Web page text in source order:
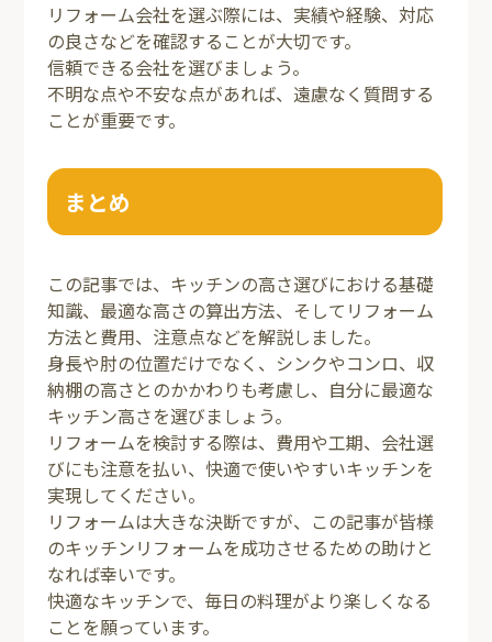
リフォーム会社を選ぶ際には、実績や経験、対応
の良さなどを確認することが大切です。
信頼できる会社を選びましょう。
不明な点や不安な点があれば、遠慮なく質問する
ことが重要です。
まとめ
この記事では、キッチンの高さ選びにおける基礎
知識、最適な高さの算出方法、そしてリフォーム
方法と費用、注意点などを解説しました。
身長や肘の位置だけでなく、シンクやコンロ、収
納棚の高さとのかかわりも考慮し、自分に最適な
キッチン高さを選びましょう。
リフォームを検討する際は、費用や工期、会社選
びにも注意を払い、快適で使いやすいキッチンを
実現してください。
リフォームは大きな決断ですが、この記事が皆様
のキッチンリフォームを成功させるための助けと
なれば幸いです。
快適なキッチンで、毎日の料理がより楽しくなる
ことを願っています。